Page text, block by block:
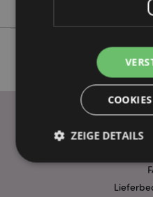
ZEIGE DETAILS
Unbedingt